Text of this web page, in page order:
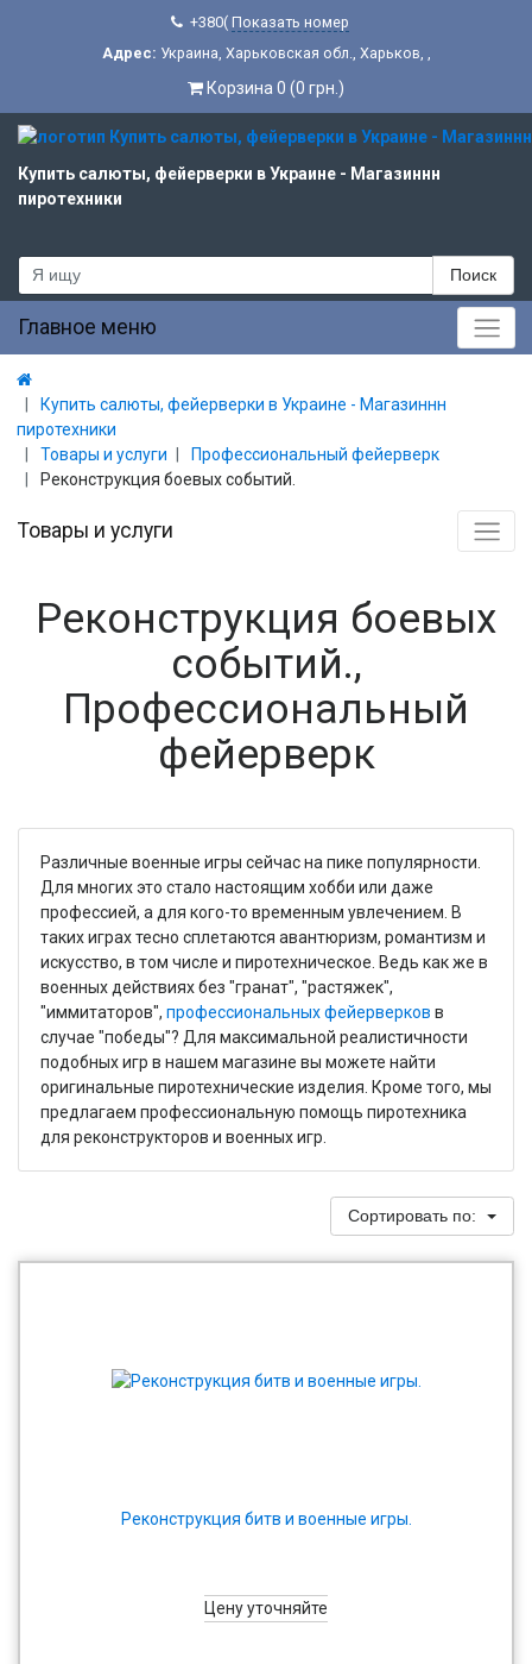
+380( Показать номер
Адрес: Украина, Харьковская обл., Харьков, ,
Корзина 0 (0 грн.)
Купить салюты, фейерверки в Украине - Магазиннн
пиротехники
Поиск
Главное меню
Купить салюты, фейерверки в Украине - Магазиннн
пиротехники
Товары и услуги
Профессиональный фейерверк
Реконструкция боевых событий.
Товары и услуги
Реконструкция боевых
событий.,
Профессиональный
фейерверк
Различные военные игры сейчас на пике популярности.
Для многих это стало настоящим хобби или даже
профессией, а для кого-то временным увлечением. В
таких играх тесно сплетаются авантюризм, романтизм и
искусство, в том числе и пиротехническое. Ведь как же в
военных действиях без "гранат", "растяжек",
"иммитаторов", профессиональных фейерверков в
случае "победы"? Для максимальной реалистичности
подобных игр в нашем магазине вы можете найти
оригинальные пиротехнические изделия. Кроме того, мы
предлагаем профессиональную помощь пиротехника
для реконструкторов и военных игр.
Сортировать по:
Реконструкция битв и военные игры.
Цену уточняйте